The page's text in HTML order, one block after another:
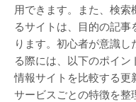
用できます。また、検
るサイトは、目的の記
ります。初心者が意識
る際には、以下のポイ
情報サイトを比較する更
サービスごとの特徴を整